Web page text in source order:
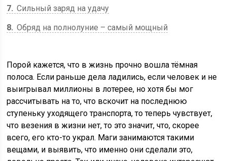
7 Сильный заряд на удачу
8 Обряд на полнолуние – самый мощный
Порой кажется, что в жизнь прочно вошла тёмная
полоса. Если раньше дела ладились, если человек и не
выигрывал миллионы в лотерее, но хотя бы мог
рассчитывать на то, что вскочит на последнюю
ступеньку уходящего транспорта, то теперь чувствует,
что везения в жизни нет, то это значит, что, скорее
всего, его кто-то украл. Маги занимаются такими
вещами, и выявить, что именно они сделали это,